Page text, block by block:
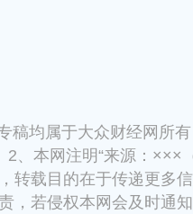
稿均属于大众财经网所
2、本网注明“来源：×××
转载目的在于传递更多
，若侵权本网会及时通